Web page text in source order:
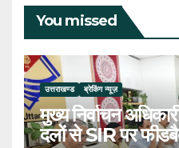
You missed
उत्तराखण्ड ब्रेकिंग न्यूज़
मुख्य निर्वाचन
दलों से SIR पर